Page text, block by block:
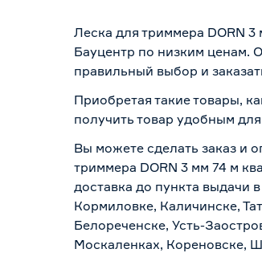
Леска для триммера DORN
Бауцентр по низким ценам.
правильный выбор и
Приобретая такие товары,
получить товар удобным
Вы можете сделать заказ и
триммера DORN 3 мм 74 м
доставка до пункта выдачи
Кормиловке, Каличинске,
Белореченске, Усть-
Москаленках, Кореновске,